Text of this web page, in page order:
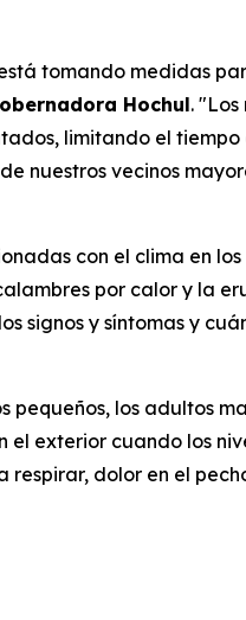
tomando medidas
Hochul.
limitando el
nuestros vecinos
con el clima en
por calor y la
signos y síntomas y
pequeños, los adultos
exterior cuando los
dolor en el